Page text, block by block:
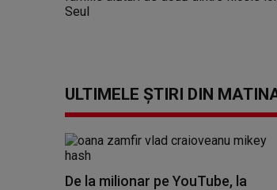
ULTIMELE ȘTIRI DIN
De la milionar pe YouTube, la